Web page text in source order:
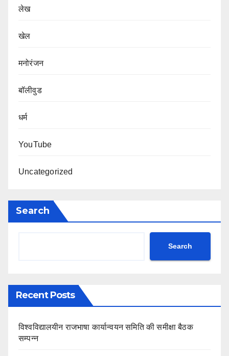
लेख
खेल
मनोरंजन
बॉलीवुड
धर्म
YouTube
Uncategorized
Search
Search
Recent Posts
विश्वविद्यालयीन राजभाषा कार्यान्वयन समिति की समीक्षा बैठक
सम्पन्न